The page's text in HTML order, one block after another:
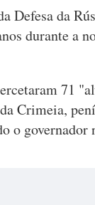
da
durante a
71
Crimeia,
o